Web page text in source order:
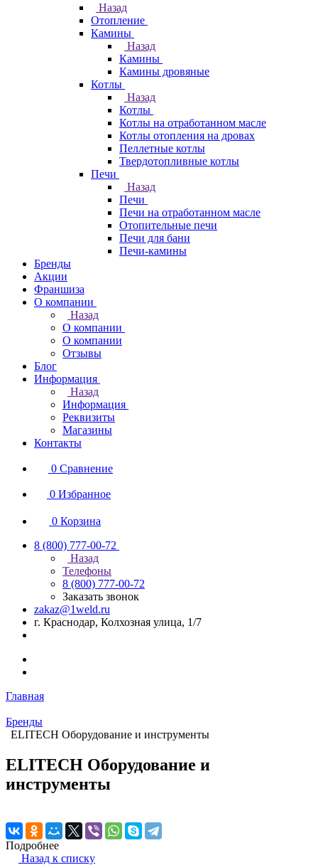
Назад
Отопление
Камины
Назад
Камины
Камины дровяные
Котлы
Назад
Котлы
Котлы на отработанном масле
Котлы отопления на дровах
Пеллетные котлы
Твердотопливные котлы
Печи
Назад
Печи
Печи на отработанном масле
Отопительные печи
Печи для бани
Печи-камины
Бренды
Акции
Франшиза
О компании
Назад
О компании
О компании
Отзывы
Блог
Информация
Назад
Информация
Реквизиты
Магазины
Контакты
0 Сравнение
0 Избранное
0 Корзина
8 (800) 777-00-72
Назад
Телефоны
8 (800) 777-00-72
Заказать звонок
zakaz@1weld.ru
г. Краснодар, Колхозная улица, 1/7
Главная
Бренды
ELITECH Оборудование и инструменты
ELITECH Оборудование и
инструменты
Подробнее
Назад к списку